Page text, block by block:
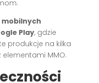
Play, gdzie
produkcje na kilka
MMO.